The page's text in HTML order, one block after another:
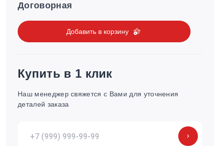
Договорная
Добавить в корзину
Купить в 1 клик
Наш менеджер свяжется с Вами для уточнения
деталей заказа